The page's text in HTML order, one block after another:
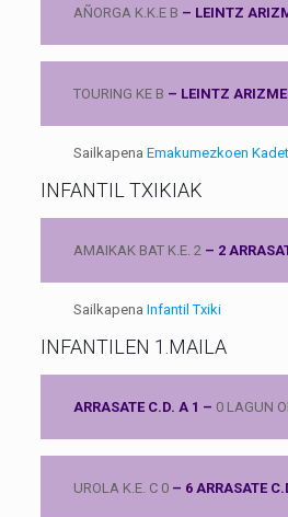
AÑORGA K.K.E B – LEINTZ
TOURING KE B – LEINTZ
Sailkapena Emakumezkoen
INFANTIL TXIKIAK
AMAIKAK BAT K.E. 2– 2
Sailkapena Infantil Txiki
INFANTILEN 1.MAILA
ARRASATE C.D. A 1 – 0 LAGUN
UROLA K.E. C 0– 6 ARRASATE